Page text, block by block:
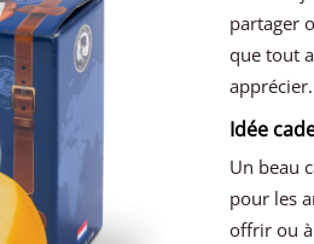
partager
que tout
apprécier.
Idée
Un beau
pour les
offrir ou